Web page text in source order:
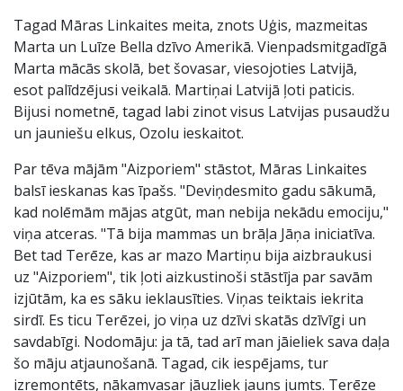
Tagad Māras Linkaites meita, znots Uģis, mazmeitas
Marta un Luīze Bella dzīvo Amerikā. Vienpadsmitgadīgā
Marta mācās skolā, bet šovasar, viesojoties Latvijā,
esot palīdzējusi veikalā. Martiņai Latvijā ļoti paticis.
Bijusi nometnē, tagad labi zinot visus Latvijas pusaudžu
un jauniešu elkus, Ozolu ieskaitot.
Par tēva mājām "Aizporiem" stāstot, Māras Linkaites
balsī ieskanas kas īpašs. "Deviņdesmito gadu sākumā,
kad nolēmām mājas atgūt, man nebija nekādu emociju,"
viņa atceras. "Tā bija mammas un brāļa Jāņa iniciatīva.
Bet tad Terēze, kas ar mazo Martiņu bija aizbraukusi
uz "Aizporiem", tik ļoti aizkustinoši stāstīja par savām
izjūtām, ka es sāku ieklausīties. Viņas teiktais iekrita
sirdī. Es ticu Terēzei, jo viņa uz dzīvi skatās dzīvīgi un
savdabīgi. Nodomāju: ja tā, tad arī man jāieliek sava daļa
šo māju atjaunošanā. Tagad, cik iespējams, tur
izremontēts, nākamvasar jāuzliek jauns jumts. Terēze